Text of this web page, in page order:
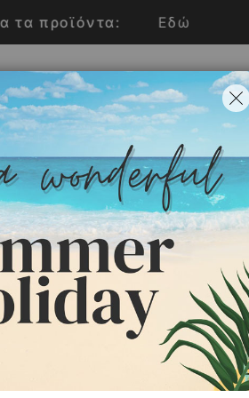
τα προϊόντα: Εδώ
RACK ΠΛΟΙΩΝ
Rack